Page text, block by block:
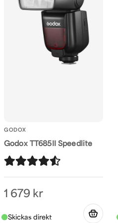
GODOX
Godox TT685II Speedlite
1 679 kr
Skicka